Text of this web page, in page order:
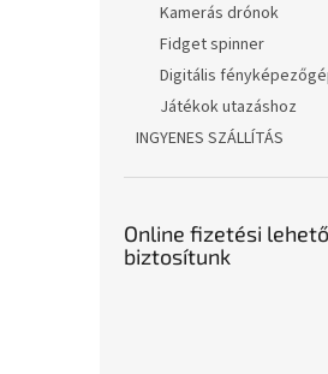
Kamerás drónok
Fidget spinner
Digitális
Játékok utazáshoz
INGYENES SZÁLLÍTÁS
Online fizetési
biztosítunk